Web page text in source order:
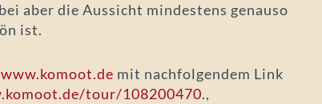
aber die Aussicht mindestens genauso
ist.
mit nachfolgendem Link
tour/108200470.,